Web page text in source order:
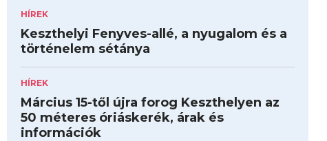
HÍREK
Keszthelyi Fenyves-allé, a nyugalom és a
történelem sétánya
HÍREK
Március 15-től újra forog Keszthelyen az
50 méteres óriáskerék, árak és
információk